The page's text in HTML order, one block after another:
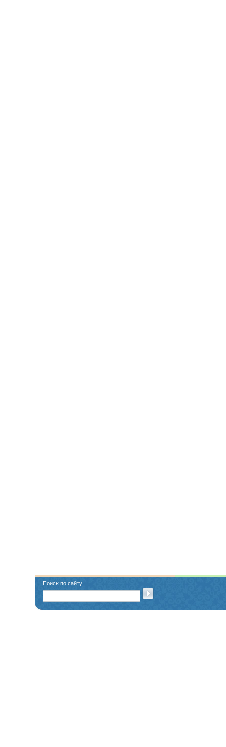
Поиск по сайту